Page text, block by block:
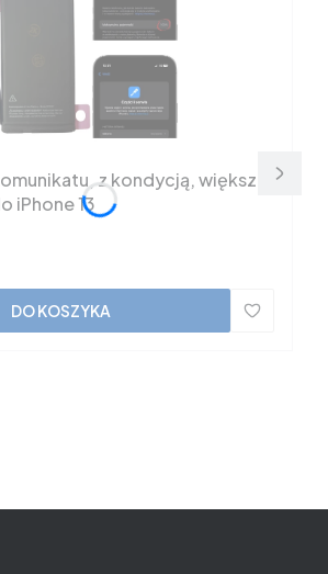
z kondycją, większa
iPhone 13
DO KOSZYKA